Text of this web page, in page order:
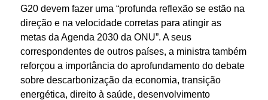
G20 devem fazer uma “profunda reflexão se estão na
direção e na velocidade corretas para atingir as
metas da Agenda 2030 da ONU”. A seus
correspondentes de outros países, a ministra também
reforçou a importância do aprofundamento do debate
sobre descarbonização da economia, transição
energética, direito à saúde, desenvolvimento